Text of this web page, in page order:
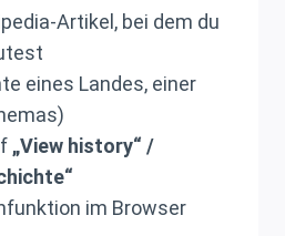
Artikel, bei dem du
eines Landes, einer
„View history“ /
im Browser